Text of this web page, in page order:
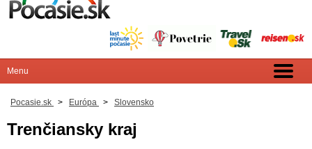
Pocasie.sk > Európa > Slovensko
Trenčiansky kraj